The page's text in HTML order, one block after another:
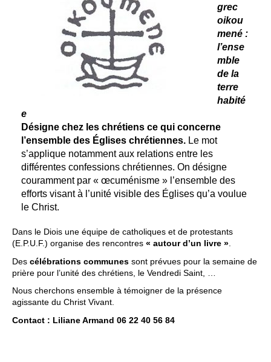
grec
oikou
mené :
l’ense
mble
de la
terre
habité
e
Désigne chez les chrétiens ce qui concerne
l’ensemble des Églises chrétiennes. Le mot
s’applique notamment aux relations entre les
différentes confessions chrétiennes. On désigne
couramment par « œcuménisme » l’ensemble des
efforts visant à l’unité visible des Églises qu’a voulue
le Christ.
Dans le Diois une équipe de catholiques et de protestants
(E.P.U.F.) organise des rencontres « autour d’un livre »
Des célébrations communes sont prévues pour la semaine de
prière pour l’unité des chrétiens, le Vendredi Saint, …
Nous cherchons ensemble à témoigner de la présence
agissante du Christ Vivant.
Contact : Liliane Armand 06 22 40 56 84